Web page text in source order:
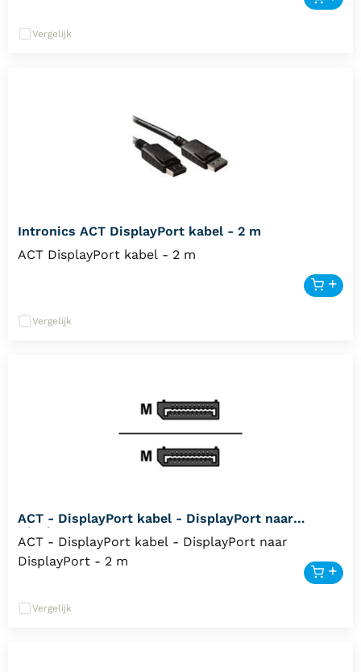
Vergelijk
Intronics ACT DisplayPort kabel - 2 m
ACT DisplayPort kabel - 2 m
Vergelijk
ACT - DisplayPort kabel - DisplayPort naar
DisplayPort - 2 m
ACT - DisplayPort kabel - DisplayPort naar
DisplayPort - 2 m
Vergelijk